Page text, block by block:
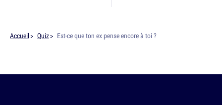
Accueil Quiz Est-ce que ton ex pense encore à toi ?